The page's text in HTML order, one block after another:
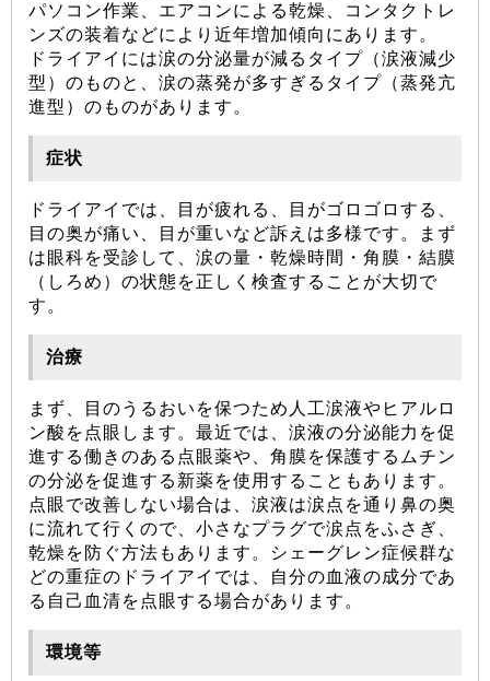
パソコン作業、エアコンによる乾燥、コンタクトレ
ンズの装着などにより近年増加傾向にあります。
ドライアイには涙の分泌量が減るタイプ（涙液減少
型）のものと、涙の蒸発が多すぎるタイプ（蒸発亢
進型）のものがあります。
症状
ドライアイでは、目が疲れる、目がゴロゴロする、
目の奥が痛い、目が重いなど訴えは多様です。まず
は眼科を受診して、涙の量・乾燥時間・角膜・結膜
（しろめ）の状態を正しく検査することが大切で
す。
治療
まず、目のうるおいを保つため人工涙液やヒアルロ
ン酸を点眼します。最近では、涙液の分泌能力を促
進する働きのある点眼薬や、角膜を保護するムチン
の分泌を促進する新薬を使用することもあります。
点眼で改善しない場合は、涙液は涙点を通り鼻の奥
に流れて行くので、小さなプラグで涙点をふさぎ、
乾燥を防ぐ方法もあります。シェーグレン症候群な
どの重症のドライアイでは、自分の血液の成分であ
る自己血清を点眼する場合があります。
環境等